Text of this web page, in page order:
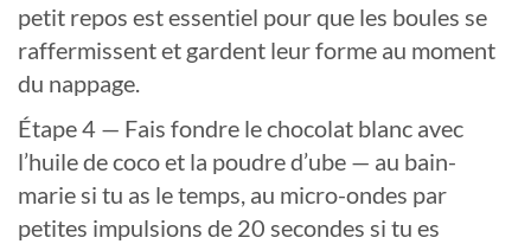
petit repos est essentiel pour que les boules se
raffermissent et gardent leur forme au moment
du nappage.
Étape 4 — Fais fondre le chocolat blanc avec
l’huile de coco et la poudre d’ube — au bain-
marie si tu as le temps, au micro-ondes par
petites impulsions de 20 secondes si tu es